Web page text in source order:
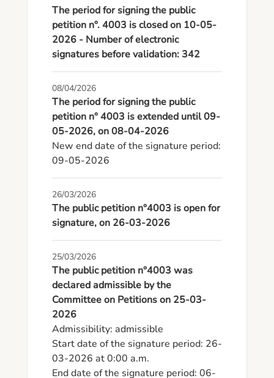
The period for signing the public
petition n°. 4003 is closed on 10-05-
2026 - Number of electronic
signatures before validation: 342
08/04/2026
The period for signing the public
petition n° 4003 is extended until 09-
05-2026, on 08-04-2026
New end date of the signature period:
09-05-2026
26/03/2026
The public petition n°4003 is open for
signature, on 26-03-2026
25/03/2026
The public petition n°4003 was
declared admissible by the
Committee on Petitions on 25-03-
2026
Admissibility: admissible
Start date of the signature period: 26-
03-2026 at 0:00 a.m.
End date of the signature period: 06-